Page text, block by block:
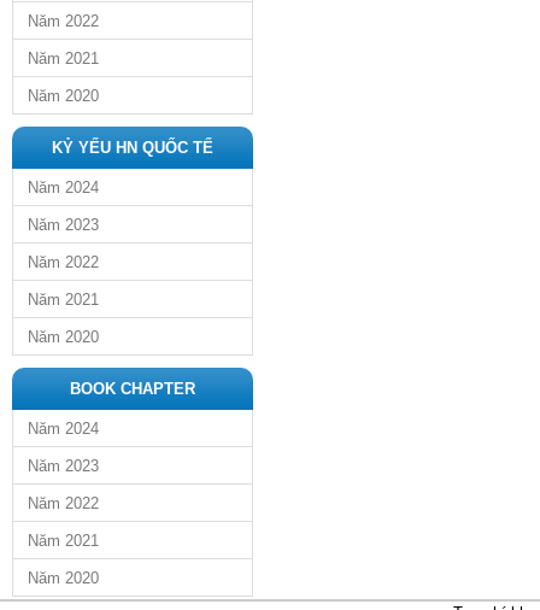
Năm 2022
Năm 2021
Năm 2020
KỶ YẾU HN QUỐC TẾ
Năm 2024
Năm 2023
Năm 2022
Năm 2021
Năm 2020
BOOK CHAPTER
Năm 2024
Năm 2023
Năm 2022
Năm 2021
Năm 2020